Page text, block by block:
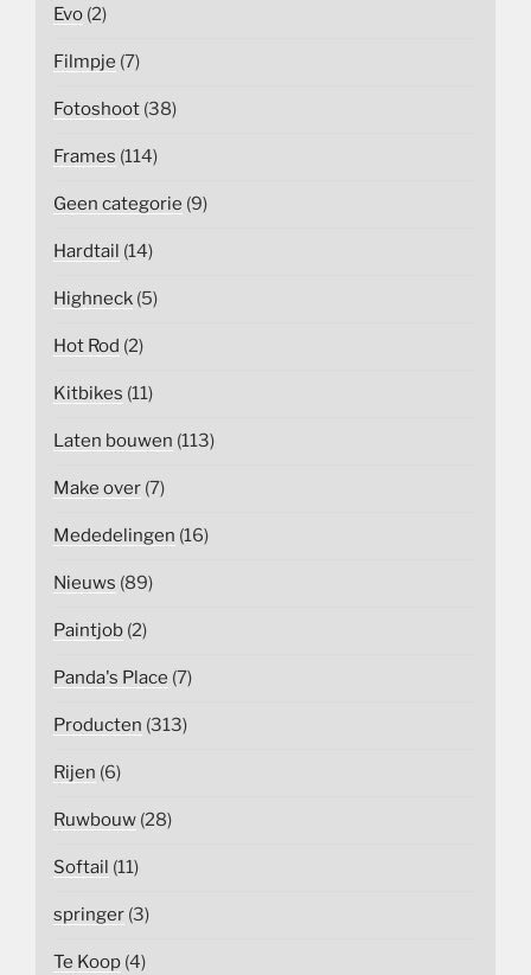
Evo (2)
Filmpje (7)
Fotoshoot (38)
Frames (114)
Geen categorie (9)
Hardtail (14)
Highneck (5)
Hot Rod (2)
Kitbikes (11)
Laten bouwen (113)
Make over (7)
Mededelingen (16)
Nieuws (89)
Paintjob (2)
Panda's Place (7)
Producten (313)
Rijen (6)
Ruwbouw (28)
Softail (11)
springer (3)
Te Koop (4)